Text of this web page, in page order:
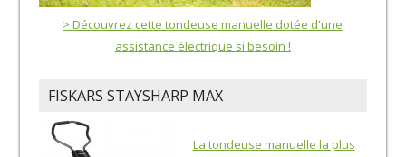
> Découvrez cette tondeuse manuelle dotée d'une
assistance électrique si besoin !
FISKARS STAYSHARP MAX
La tondeuse manuelle la plus